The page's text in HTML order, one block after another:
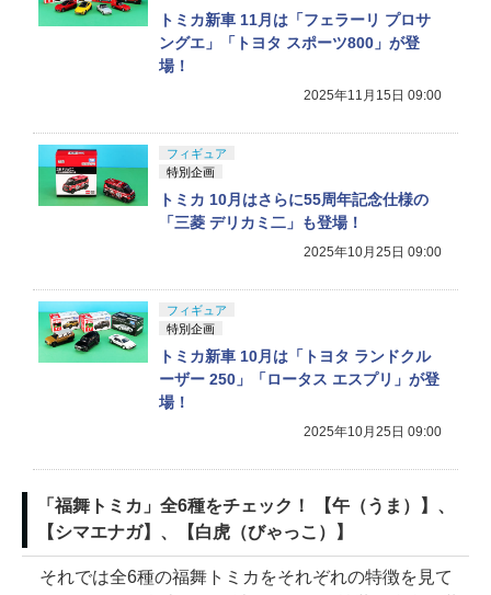
トミカ新車 11月は「フェラーリ プロサ
ングエ」「トヨタ スポーツ800」が登
場！
2025年11月15日 09:00
フィギュア
特別企画
トミカ 10月はさらに55周年記念仕様の
「三菱 デリカミ二」も登場！
2025年10月25日 09:00
フィギュア
特別企画
トミカ新車 10月は「トヨタ ランドクル
ーザー 250」「ロータス エスプリ」が登
場！
2025年10月25日 09:00
「福舞トミカ」全6種をチェック！ 【午（うま）】、
【シマエナガ】、【白虎（びゃっこ）】
それでは全6種の福舞トミカをそれぞれの特徴を見て